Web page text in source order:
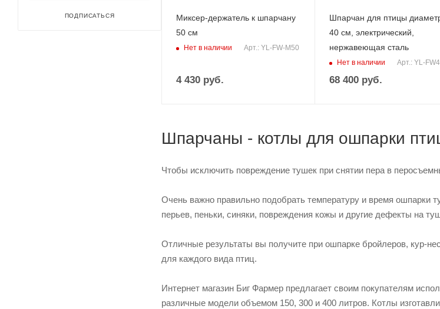
Миксер-держатель к шпарчану
50 см
Нет в наличии Арт.: YL-FW-M50
4 430 руб.
Шпарчан для птицы
40 см, электрический,
нержавеющая сталь
Нет в наличии Арт.: YL-
68 400руб.
Шпарчаны - котлы для ошпарки
Чтобы исключить повреждение тушек при снятии пера в
Очень важно правильно подобрать температуру и время ошпарки
перьев, пеньки, синяки, повреждения кожы и другие дефекты на
Отличные результаты вы получите при ошпарке бройлеров, кур-
для каждого вида птиц.
Интернет магазин Биг Фармер предлагает своим покупателям
различные модели объемом 150, 300 и 400 литров. Котлы
ПОДПИСАТЬСЯ